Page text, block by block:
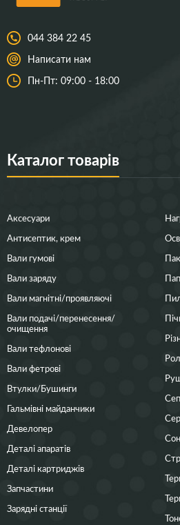
044 384 22 45
Написати нам
Пн-Пт: 09:00 - 18:00
Каталог товарів
Аксесуари
Антисептик, крем
Вали гумові
Вали заряду
Вали магнітні/проявляючі
Вали подачі/перенесення/
очищення
Вали тефлонові
Вали фетрові
Втулки/Бушинги
Гальмівні майданчики
Девелопер
Деталі апаратів
Деталі картриджів
Запчастини
Зарядні станції